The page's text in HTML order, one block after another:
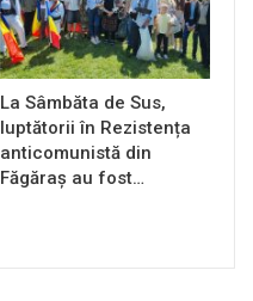
La Sâmbăta de Sus,
luptătorii în Rezistența
anticomunistă din
Făgăraș au fost…